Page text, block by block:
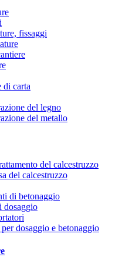
fissaggi
di carta
del legno
del metallo
del calcestruzzo
del calcestruzzo
di betonaggio
dosaggio
dosaggio e betonaggio